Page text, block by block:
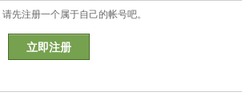
先注册一个属于自己的帐号吧。
立即注册